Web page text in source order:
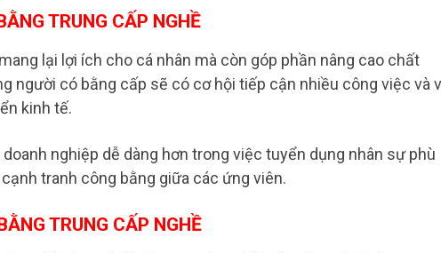
TRUNG CẤP NGHỀ
lại lợi ích cho cá nhân mà còn góp phần nâng cao chất
người có bằng cấp sẽ có cơ hội tiếp cận nhiều công việc và
kinh tế.
nghiệp dễ dàng hơn trong việc tuyển dụng nhân sự phù
tranh công bằng giữa các ứng viên.
TRUNG CẤP NGHỀ